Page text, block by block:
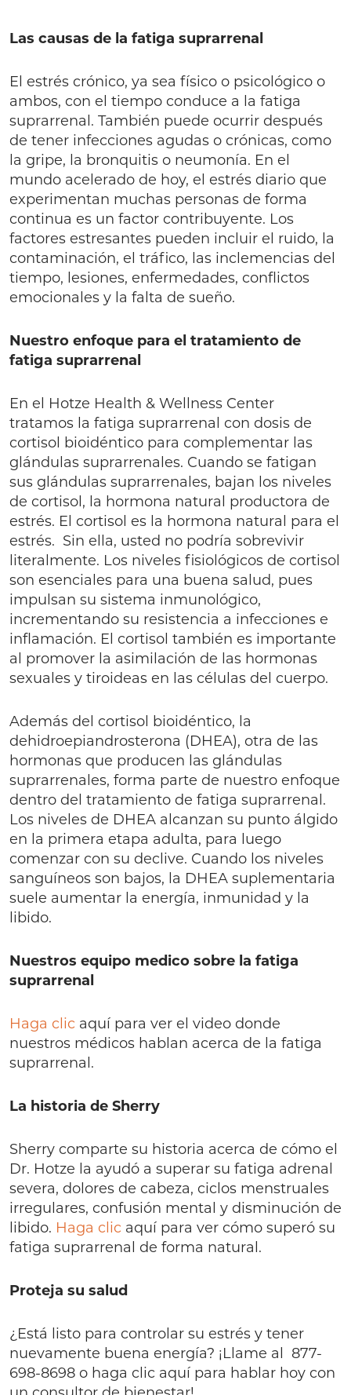
Las causas de la fatiga suprarrenal
El estrés crónico, ya sea físico o psicológico o
ambos, con el tiempo conduce a la fatiga
suprarrenal. También puede ocurrir después
de tener infecciones agudas o crónicas, como
la gripe, la bronquitis o neumonía. En el
mundo acelerado de hoy, el estrés diario que
experimentan muchas personas de forma
continua es un factor contribuyente. Los
factores estresantes pueden incluir el ruido, la
contaminación, el tráfico, las inclemencias del
tiempo, lesiones, enfermedades, conflictos
emocionales y la falta de sueño.
Nuestro enfoque para el tratamiento de
fatiga suprarrenal
En el Hotze Health & Wellness Center
tratamos la fatiga suprarrenal con dosis de
cortisol bioidéntico para complementar las
glándulas suprarrenales. Cuando se fatigan
sus glándulas suprarrenales, bajan los niveles
de cortisol, la hormona natural productora de
estrés. El cortisol es la hormona natural para el
estrés. Sin ella, usted no podría sobrevivir
literalmente. Los niveles fisiológicos de cortisol
son esenciales para una buena salud, pues
impulsan su sistema inmunológico,
incrementando su resistencia a infecciones e
inflamación. El cortisol también es importante
al promover la asimilación de las hormonas
sexuales y tiroideas en las células del cuerpo.
Además del cortisol bioidéntico, la
dehidroepiandrosterona (DHEA), otra de las
hormonas que producen las glándulas
suprarrenales, forma parte de nuestro enfoque
dentro del tratamiento de fatiga suprarrenal.
Los niveles de DHEA alcanzan su punto álgido
en la primera etapa adulta, para luego
comenzar con su declive. Cuando los niveles
sanguíneos son bajos, la DHEA suplementaria
suele aumentar la energía, inmunidad y la
libido.
Nuestros equipo medico sobre la fatiga
suprarrenal
Haga clic aquí para ver el video donde
nuestros médicos hablan acerca de la fatiga
suprarrenal.
La historia de Sherry
Sherry comparte su historia acerca de cómo el
Dr. Hotze la ayudó a superar su fatiga adrenal
severa, dolores de cabeza, ciclos menstruales
irregulares, confusión mental y disminución de
libido. Haga clic aquí para ver cómo superó su
fatiga suprarrenal de forma natural.
Proteja su salud
¿Está listo para controlar su estrés y tener
nuevamente buena energía? ¡Llame al 877-
698-8698 o haga clic aquí para hablar hoy con